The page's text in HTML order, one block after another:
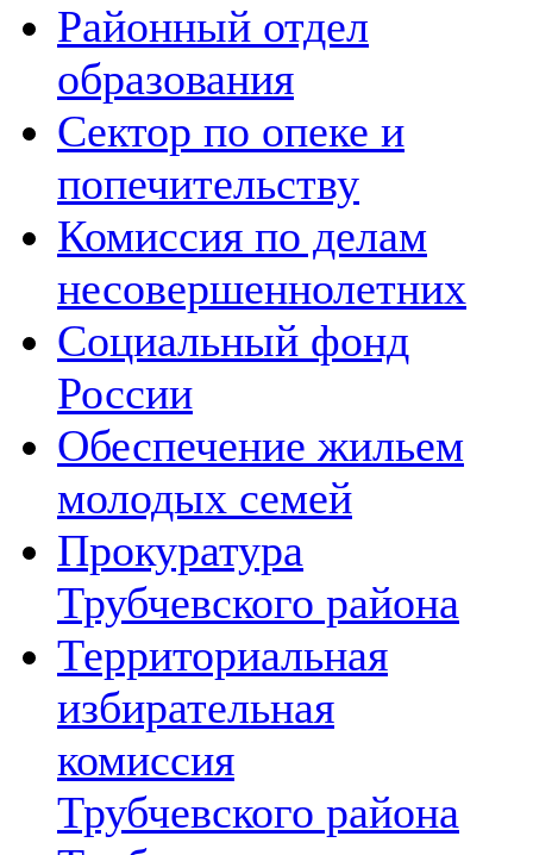
Районный отдел
образования
Сектор по опеке и
попечительству
Комиссия по делам
несовершеннолетних
Социальный фонд
России
Обеспечение жильем
молодых семей
Прокуратура
Трубчевского района
Территориальная
избирательная
комиссия
Трубчевского района